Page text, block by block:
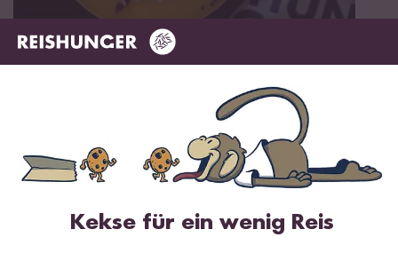
50 min Vegan
Kekse für ein wenig Reis